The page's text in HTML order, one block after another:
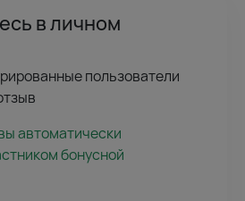
в личном
пользователи
автоматически
бонусной